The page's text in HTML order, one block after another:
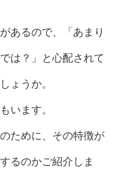
あるので、「あまり
は？」と心配されて
ょうか。
います。
ために、その特徴が
るのかご紹介しま